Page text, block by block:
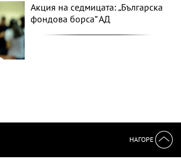
Акция на седмицата: „Българска
фондова борса“ АД
НАГОРЕ